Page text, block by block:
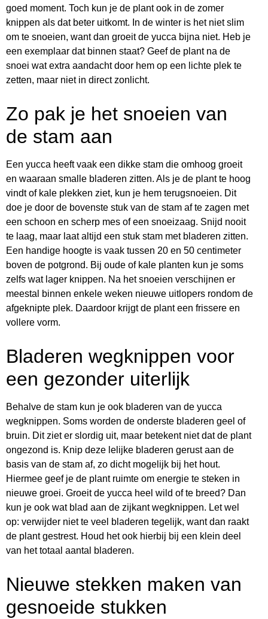
goed moment. Toch kun je de plant ook in de zomer
knippen als dat beter uitkomt. In de winter is het niet slim
om te snoeien, want dan groeit de yucca bijna niet. Heb je
een exemplaar dat binnen staat? Geef de plant na de
snoei wat extra aandacht door hem op een lichte plek te
zetten, maar niet in direct zonlicht.
Zo pak je het snoeien van
de stam aan
Een yucca heeft vaak een dikke stam die omhoog groeit
en waaraan smalle bladeren zitten. Als je de plant te hoog
vindt of kale plekken ziet, kun je hem terugsnoeien. Dit
doe je door de bovenste stuk van de stam af te zagen met
een schoon en scherp mes of een snoeizaag. Snijd nooit
te laag, maar laat altijd een stuk stam met bladeren zitten.
Een handige hoogte is vaak tussen 20 en 50 centimeter
boven de potgrond. Bij oude of kale planten kun je soms
zelfs wat lager knippen. Na het snoeien verschijnen er
meestal binnen enkele weken nieuwe uitlopers rondom de
afgeknipte plek. Daardoor krijgt de plant een frissere en
vollere vorm.
Bladeren wegknippen voor
een gezonder uiterlijk
Behalve de stam kun je ook bladeren van de yucca
wegknippen. Soms worden de onderste bladeren geel of
bruin. Dit ziet er slordig uit, maar betekent niet dat de plant
ongezond is. Knip deze lelijke bladeren gerust aan de
basis van de stam af, zo dicht mogelijk bij het hout.
Hiermee geef je de plant ruimte om energie te steken in
nieuwe groei. Groeit de yucca heel wild of te breed? Dan
kun je ook wat blad aan de zijkant wegknippen. Let wel
op: verwijder niet te veel bladeren tegelijk, want dan raakt
de plant gestrest. Houd het ook hierbij bij een klein deel
van het totaal aantal bladeren.
Nieuwe stekken maken van
gesnoeide stukken